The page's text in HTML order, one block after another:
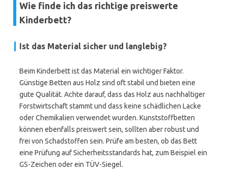
Wie finde ich das richtige preiswerte
Kinderbett?
Ist das Material sicher und langlebig?
Beim Kinderbett ist das Material ein wichtiger Faktor.
Günstige Betten aus Holz sind oft stabil und bieten eine
gute Qualität. Achte darauf, dass das Holz aus nachhaltiger
Forstwirtschaft stammt und dass keine schädlichen Lacke
oder Chemikalien verwendet wurden. Kunststoffbetten
können ebenfalls preiswert sein, sollten aber robust und
frei von Schadstoffen sein. Prüfe am besten, ob das Bett
eine Prüfung auf Sicherheitsstandards hat, zum Beispiel ein
GS-Zeichen oder ein TÜV-Siegel.